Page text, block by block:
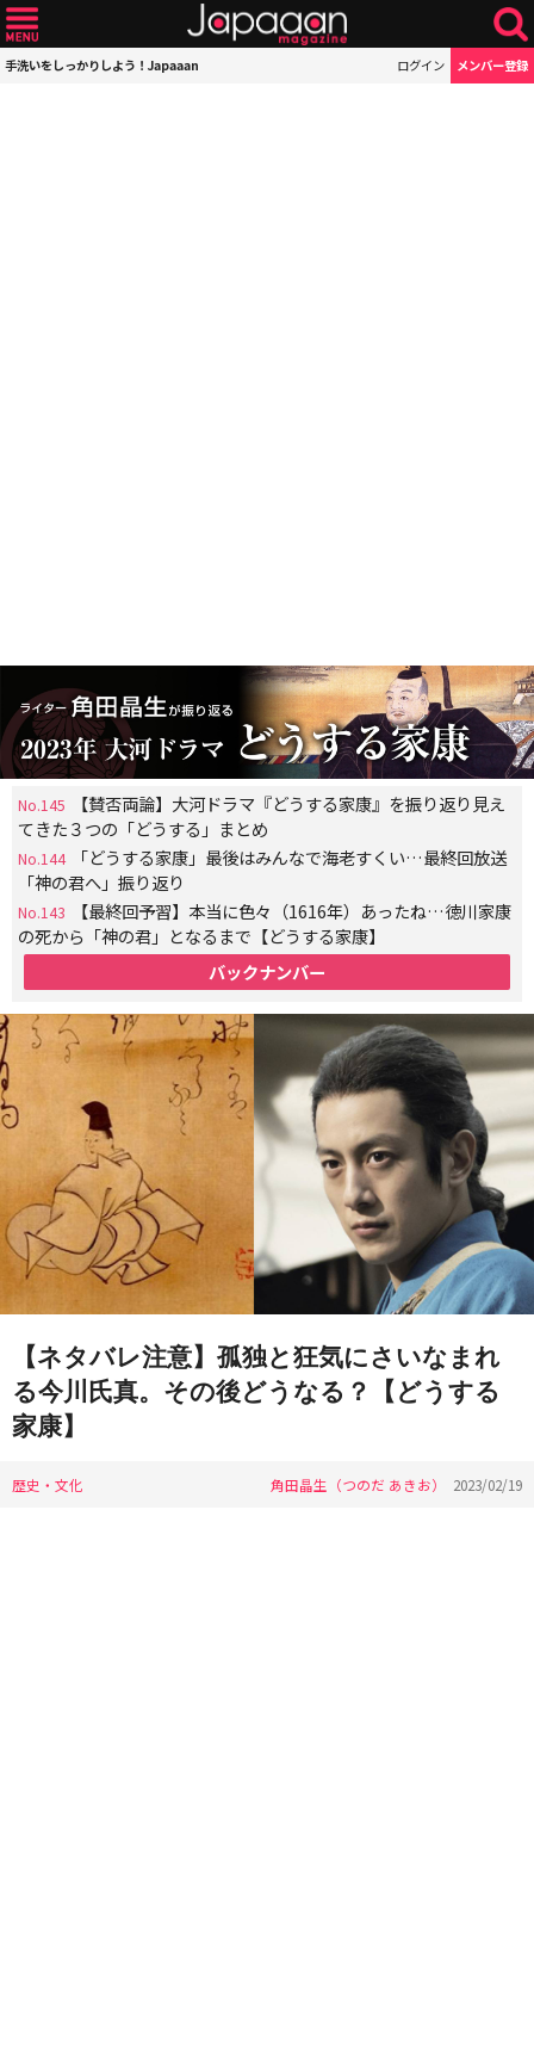
手洗いをしっかりしよう！Japaaan ログイン メンバー登録
No.145
【賛否両論】大河ドラマ『どうする家康』を振り返り見え
てきた３つの「どうする」まとめ
No.144
「どうする家康」最後はみんなで海老すくい…最終回放送
「神の君へ」振り返り
No.143
【最終回予習】本当に色々（1616年）あったね…徳川家康
の死から「神の君」となるまで【どうする家康】
バックナンバー
【ネタバレ注意】孤独と狂気にさいなまれ
る今川氏真。その後どうなる？【どうする
家康】
歴史・文化 角田晶生（つのだ あきお） 2023/02/19